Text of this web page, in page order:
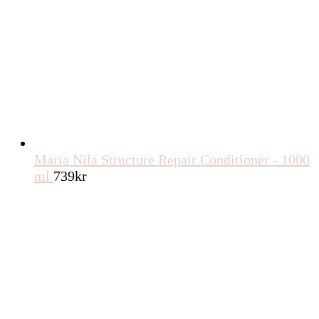
Maria Nila Structure Repair Conditioner - 1000
ml 739kr